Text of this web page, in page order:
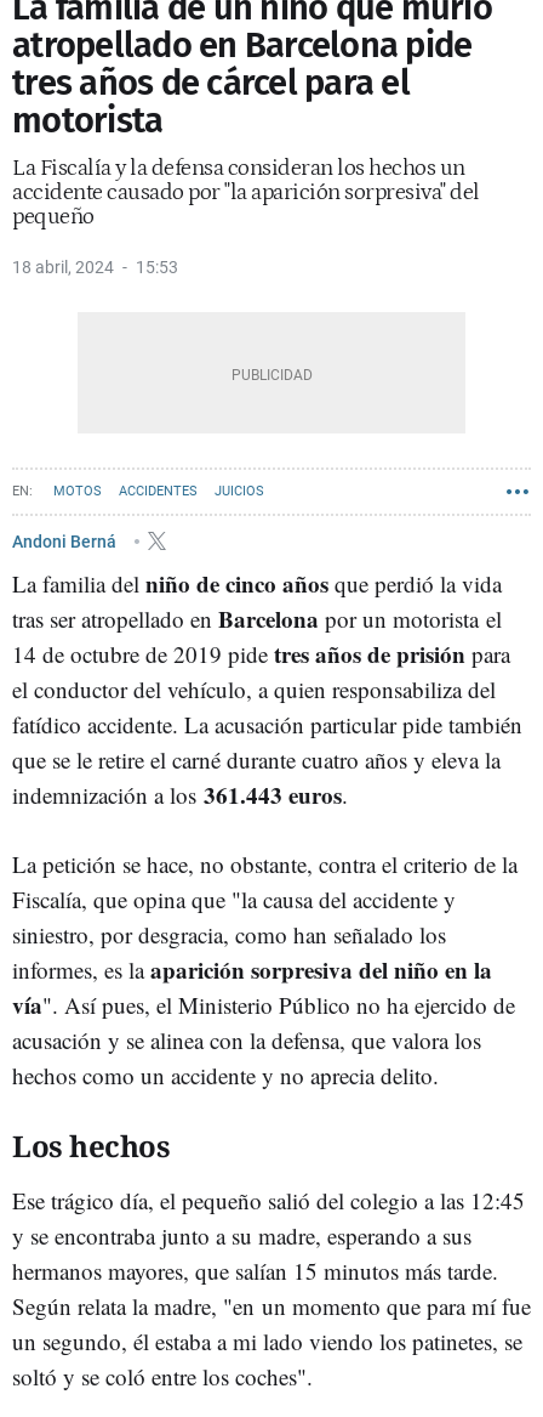
atropellado en Barcelona pide
tres años de cárcel para el
motorista
La Fiscalía y la defensa consideran los hechos un
accidente causado por "la aparición sorpresiva" del
pequeño
18 abril, 2024 15:53
MOTOS ACCIDENTES JUICIOS
Andoni Berná
La familia del niño de cinco años que perdió la vida
tras ser atropellado en Barcelona por un motorista el
14 de octubre de 2019 pide tres años de prisión para
el conductor del vehículo, a quien responsabiliza del
fatídico accidente. La acusación particular pide también
que se le retire el carné durante cuatro años y eleva la
indemnización a los 361.443 euros.
La petición se hace, no obstante, contra el criterio de la
Fiscalía, que opina que "la causa del accidente y
siniestro, por desgracia, como han señalado los
informes, es laaparición sorpresiva del niño en la
vía". Así pues, el Ministerio Público no ha ejercido de
acusación y se alinea con la defensa, que valora los
hechos como un accidente y no aprecia delito.
Los hechos
Ese trágico día, el pequeño salió del colegio a las 12:45
y se encontraba junto a su madre, esperando a sus
hermanos mayores, que salían 15 minutos más tarde.
Según relata la madre, "en un momento que para mí fue
un segundo, él estaba a mi lado viendo los patinetes, se
soltó y se coló entre los coches".